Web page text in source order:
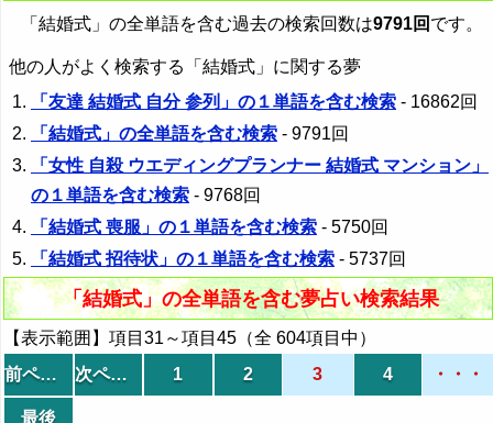
「結婚式」の全単語を含む過去の検索回数は9791回 です。
他の人がよく検索する「結婚式」に関する夢
「友達 結婚式 自分 参列」の１単語を含む検索 - 16862回
「結婚式」の全単語を含む検索 - 9791回
「女性 自殺 ウエディングプランナー 結婚式 マンション」
の１単語を含む検索 - 9768回
「結婚式 喪服」の１単語を含む検索 - 5750回
「結婚式 招待状」の１単語を含む検索 - 5737回
「結婚式」の全単語を含む夢占い検索結果
【表示範囲】項目31～項目45（全 604項目中）
前ページ
次ページ 1 2 3 4 ・・・
最後